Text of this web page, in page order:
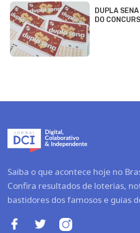
DUPLA
DO
Saiba o que acontece hoje no
Confira resultados de loterias,
bastidores dos famosos e guias